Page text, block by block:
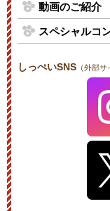
動画のご紹介
スペシャルコ
しっぺいSNS （外部サ